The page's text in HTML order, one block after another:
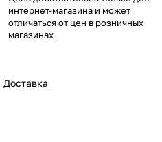
интернет-магазина и может
отличаться от цен в розничных
магазинах
Доставка